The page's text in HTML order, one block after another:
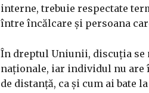
interne, trebuie respectate
între încălcare și persoana
În dreptul Uniunii, discuția se
naționale, iar individul nu are
de distanță, ca și cum ai bate